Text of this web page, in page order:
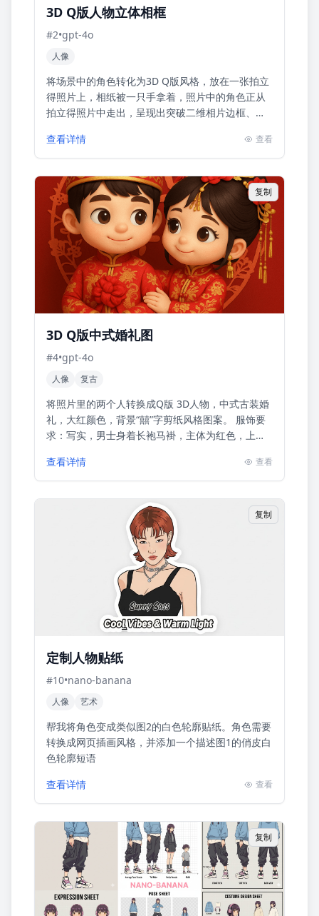
3D Q版人物立体相框
#2•gpt-4o
人像
将场景中的角色转化为3D Q版风格，放在一张拍立
得照片上，相纸被一只手拿着，照片中的角色正从
拍立得照片中走出，呈现出突破二维相片边框、进
查看详情 查看
复制
3D Q版中式婚礼图
#4•gpt-4o
人像 复古
将照片里的两个人转换成Q版 3D人物，中式古装婚
礼，大红颜色，背景“囍”字剪纸风格图案。 服饰要
求：写实，男士身着长袍马褂，主体为红色，上面
花，寓意喜庆吉...
查看详情 查看
复制
定制人物贴纸
#10•nano-banana
人像 艺术
帮我将角色变成类似图2的白色轮廓贴纸。角色需要
转换成网页插画风格，并添加一个描述图1的俏皮白
色轮廓短语
查看详情
查看
复制